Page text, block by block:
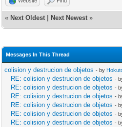
« Next Oldest Next Newest »
Messages In This Thread
colision y destrucion de objetos - by
RE: colision y destrucion de objetos -
RE: colision y destrucion de objetos -
RE: colision y destrucion de objetos -
RE: colision y destrucion de objetos -
RE: colision y destrucion de objetos -
RE: colision y destrucion de objetos -